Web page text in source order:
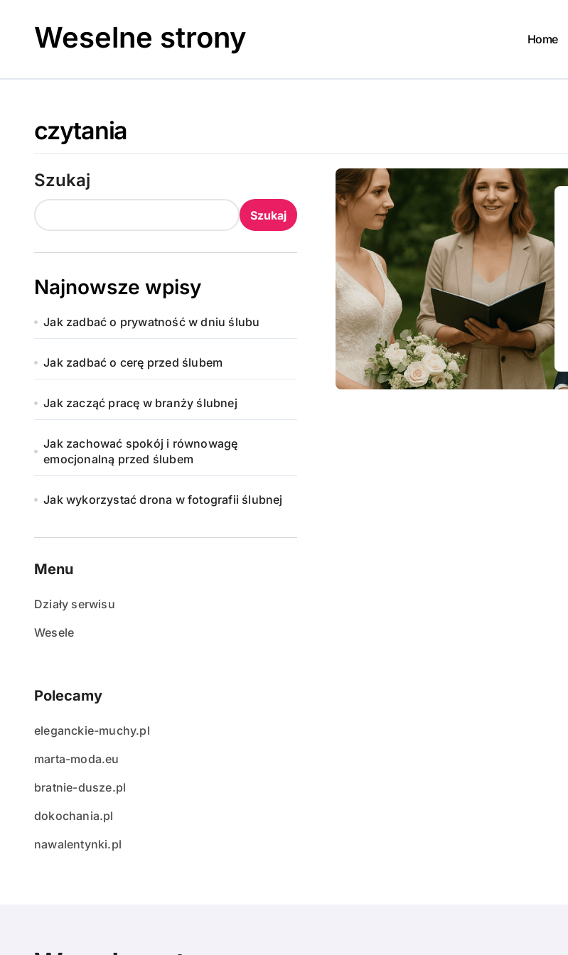
contentWeselne strony Home
czytania
Szukaj
Szukaj
Najnowsze wpisy
Jak zadbać o prywatność w dniu ślubu
Jak zadbać o cerę przed ślubem
Jak zacząć pracę w branży ślubnej
Jak zachować spokój i równowagę
emocjonalną przed ślubem
Jak wykorzystać drona w fotografii ślubnej
Menu
Działy serwisu
Wesele
Polecamy
eleganckie-muchy.pl
marta-moda.eu
bratnie-dusze.pl
dokochania.pl
nawalentynki.pl